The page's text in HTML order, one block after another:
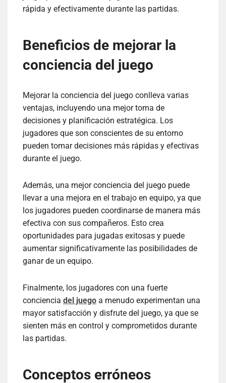
rápida y efectivamente durante las partidas.
Beneficios de mejorar la
conciencia del juego
Mejorar la conciencia del juego conlleva varias
ventajas, incluyendo una mejor toma de
decisiones y planificación estratégica. Los
jugadores que son conscientes de su entorno
pueden tomar decisiones más rápidas y efectivas
durante el juego.
Además, una mejor conciencia del juego puede
llevar a una mejora en el trabajo en equipo, ya que
los jugadores pueden coordinarse de manera más
efectiva con sus compañeros. Esto crea
oportunidades para jugadas exitosas y puede
aumentar significativamente las posibilidades de
ganar de un equipo.
Finalmente, los jugadores con una fuerte
conciencia del juego a menudo experimentan una
mayor satisfacción y disfrute del juego, ya que se
sienten más en control y comprometidos durante
las partidas.
Conceptos erróneos